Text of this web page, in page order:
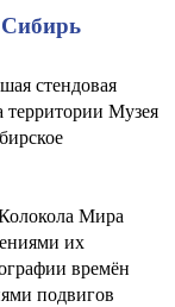
стендовая
территории Музея
Мира
их
времён
подвигов